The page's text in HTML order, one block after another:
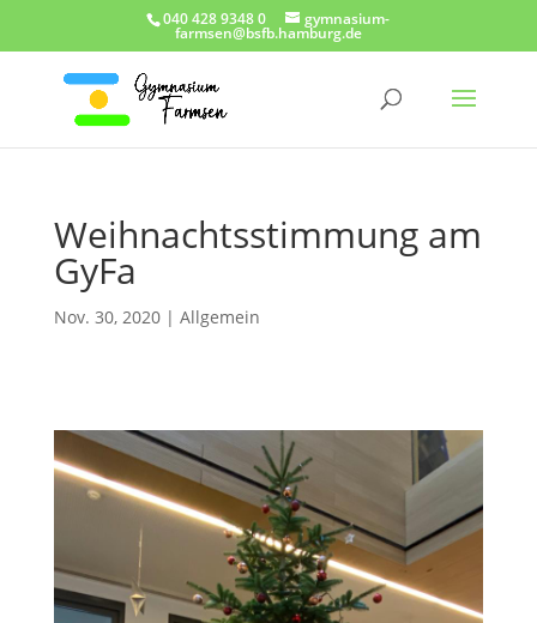
040 428 9348 0 gymnasium-
farmsen@bsfb.hamburg.de
Weihnachtsstimmung am
GyFa
Nov. 30, 2020| Allgemein